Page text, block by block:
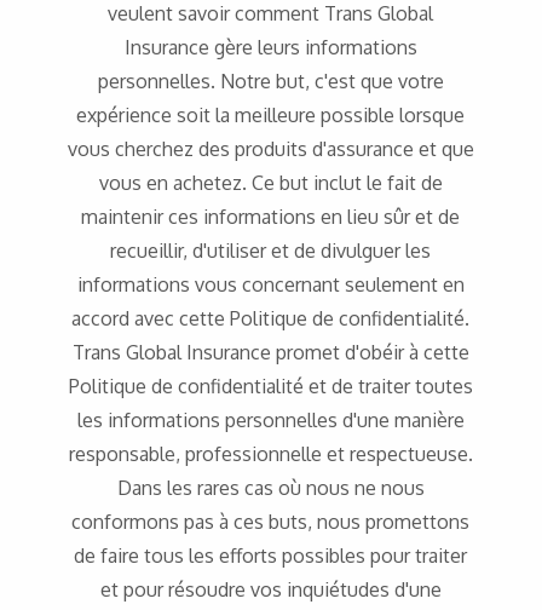
veulent savoir comment Trans Global
Insurance gère leurs informations
personnelles. Notre but, c'est que votre
expérience soit la meilleure possible lorsque
vous cherchez des produits d'assurance et que
vous en achetez. Ce but inclut le fait de
maintenir ces informations en lieu sûr et de
recueillir, d'utiliser et de divulguer les
informations vous concernant seulement en
accord avec cette Politique de confidentialité.
Trans Global Insurance promet d'obéir à cette
Politique de confidentialité et de traiter toutes
les informations personnelles d'une manière
responsable, professionnelle et respectueuse.
Dans les rares cas où nous ne nous
conformons pas à ces buts, nous promettons
de faire tous les efforts possibles pour traiter
et pour résoudre vos inquiétudes d'une